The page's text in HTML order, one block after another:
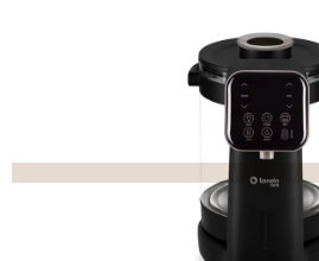
HVIEZDIČIEK.